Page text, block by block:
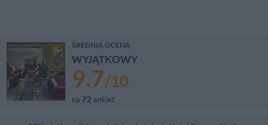
ŚREDNIA OCENA
WYJĄTKOWY
9.7/10
na 72 ankiet